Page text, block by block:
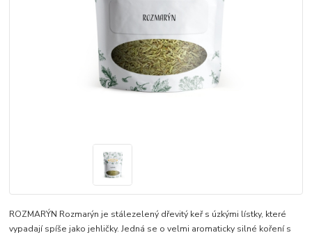
ROZMARÝN Rozmarýn je stálezelený dřevitý keř s úzkými lístky, které
vypadají spíše jako jehličky. Jedná se o velmi aromaticky silné koření s